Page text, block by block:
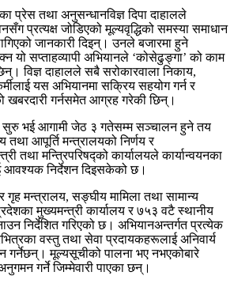
प्रेस तथा अनुसन्धानविज्ञ दिपा दाहालले
प्रत्यक्ष जोडिएको मूल्यवृद्धिको समस्या समाधान
जानकारी दिइन्। उनले बजारमा हुने
यो सप्ताहव्यापी अभियानले ‘कोसेढुङ्गा’ को काम
विज्ञ दाहालले सबै सरोकारवाला निकाय,
यस अभियानमा सक्रिय सहयोग गर्न र
खबरदारी गर्नसमेत आग्रह गरेकी छिन्।
सुरु भई आगामी जेठ ३ गतेसम्म सञ्चालन हुने तय
तथा आपूर्ति मन्त्रालयको निर्णय र
तथा मन्त्रिपरिषद्को कार्यालयले कार्यान्वयनका
आवश्यक निर्देशन दिइसकेको छ।
गृह मन्त्रालय, सङ्घीय मामिला तथा सामान्य
मुख्यमन्त्री कार्यालय र ७५३ वटै स्थानीय
निर्देशित गरिएको छ। अभियानअन्तर्गत प्रत्येक
वस्तु तथा सेवा प्रदायकहरूलाई अनिवार्य
गर्नेछन्। मूल्यसूचीको पालना भए नभएकोबारे
गर्ने जिम्मेवारी पाएका छन्।